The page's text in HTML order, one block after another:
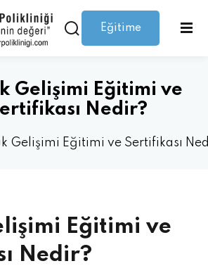
Eğitime
Gelişimi Eğitimi ve
Nedir?
Gelişimi Eğitimi ve Sertifikası
Eğitimi ve
Nedir?
Kaydolmak
yok mu?Kaydolmak
Şifrenizi mi kaybettiniz?